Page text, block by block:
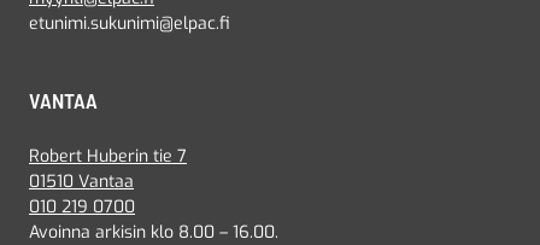
etunimi.sukunimi@elpac.fi
VANTAA
Robert Huberin tie 7
01510 Vantaa
010 219 0700
Avoinna arkisin klo 8.00 – 16.00.